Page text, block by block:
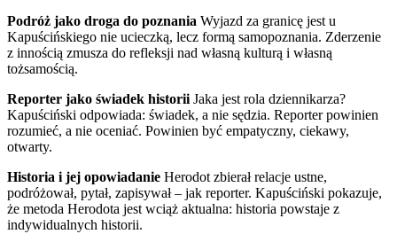
Podróż jako droga do poznania Wyjazd za granicę jest u
Kapuścińskiego nie ucieczką, lecz formą samopoznania. Zderzenie
z innością zmusza do refleksji nad własną kulturą i własną
tożsamością.
Reporter jako świadek historiiJaka jest rola dziennikarza?
Kapuściński odpowiada: świadek, a nie sędzia. Reporter powinien
rozumieć, a nie oceniać. Powinien być empatyczny, ciekawy,
otwarty.
Historia i jej opowiadanie Herodot zbierał relacje ustne,
podróżował, pytał, zapisywał – jak reporter. Kapuściński pokazuje,
że metoda Herodota jest wciąż aktualna: historia powstaje z
indywidualnych historii.